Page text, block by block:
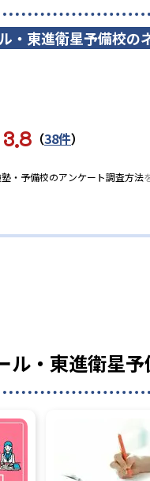
・東進衛星予備校の
3.8 （38件）
・予備校のアンケート調査方法
ル・東進衛星